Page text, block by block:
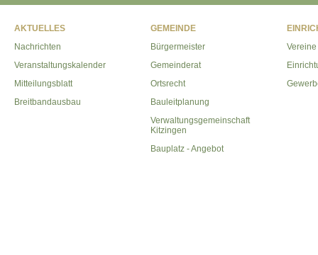
AKTUELLES
Nachrichten
Veranstaltungskalender
Mitteilungsblatt
Breitbandausbau
GEMEINDE
Bürgermeister
Gemeinderat
Ortsrecht
Bauleitplanung
Verwaltungsgemeinschaft
Kitzingen
Bauplatz - Angebot